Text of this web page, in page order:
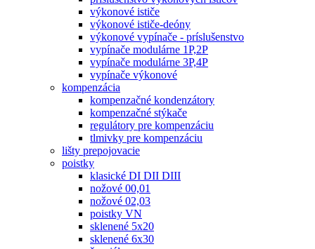
výkonové ističe
výkonové ističe-deóny
výkonové vypínače - príslušenstvo
vypínače modulárne 1P,2P
vypínače modulárne 3P,4P
vypínače výkonové
kompenzácia
kompenzačné kondenzátory
kompenzačné stýkače
regulátory pre kompenzáciu
tlmivky pre kompenzáciu
lišty prepojovacie
poistky
klasické DI DII DIII
nožové 00,01
nožové 02,03
poistky VN
sklenené 5x20
sklenené 6x30